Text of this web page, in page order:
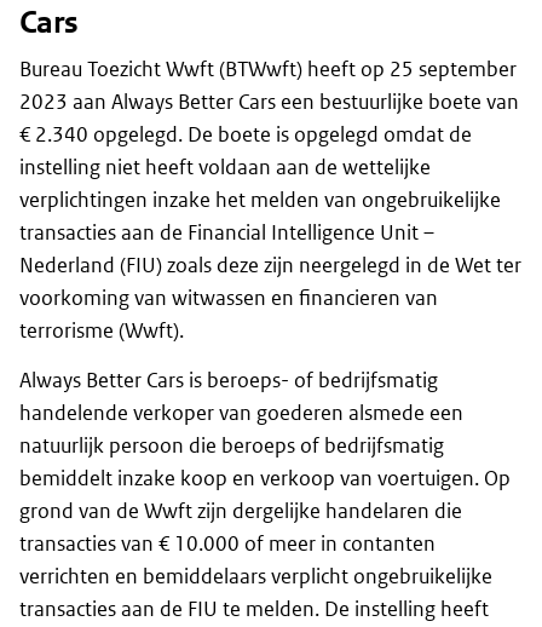
Cars
Bureau Toezicht Wwft (BTWwft) heeft op 25 september
2023 aan Always Better Cars een bestuurlijke boete van
€ 2.340 opgelegd. De boete is opgelegd omdat de
instelling niet heeft voldaan aan de wettelijke
verplichtingen inzake het melden van ongebruikelijke
transacties aan de Financial Intelligence Unit –
Nederland (FIU) zoals deze zijn neergelegd in de Wet ter
voorkoming van witwassen en financieren van
terrorisme (Wwft).
Always Better Cars is beroeps- of bedrijfsmatig
handelende verkoper van goederen alsmede een
natuurlijk persoon die beroeps of bedrijfsmatig
bemiddelt inzake koop en verkoop van voertuigen. Op
grond van de Wwft zijn dergelijke handelaren die
transacties van € 10.000 of meer in contanten
verrichten en bemiddelaars verplicht ongebruikelijke
transacties aan de FIU te melden. De instelling heeft